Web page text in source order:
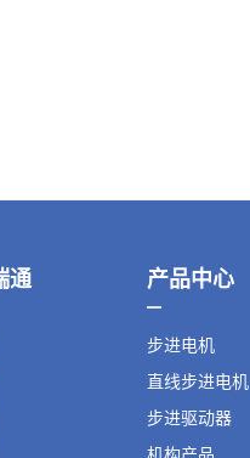
通 产品中心
步进电机
直线步进电机
步进驱动器